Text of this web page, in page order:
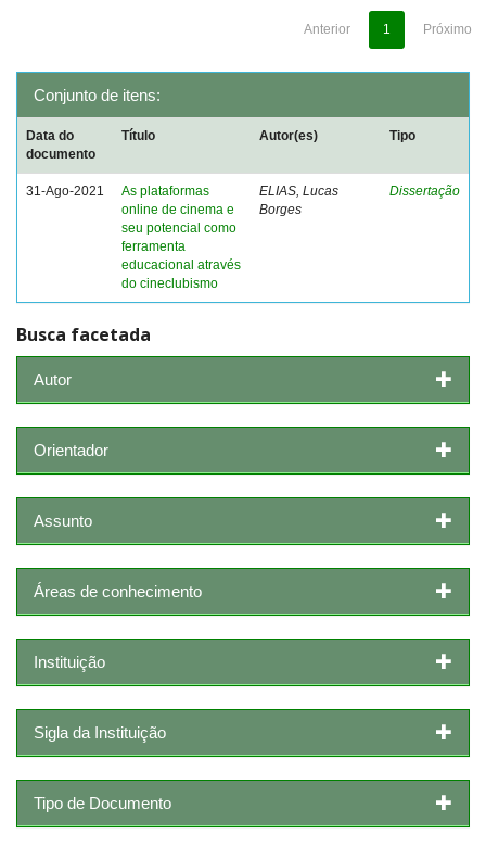
Anterior 1 Próximo
Conjunto de itens:
Data do
documento
Título Autor(es) Tipo
31-Ago-2021
As plataformas
online de cinema e
seu potencial como
ferramenta
educacional através
do cineclubismo
ELIAS, Lucas
Borges
Dissertação
Busca facetada
Autor
Orientador
Assunto
Áreas de conhecimento
Instituição
Sigla da Instituição
Tipo de Documento